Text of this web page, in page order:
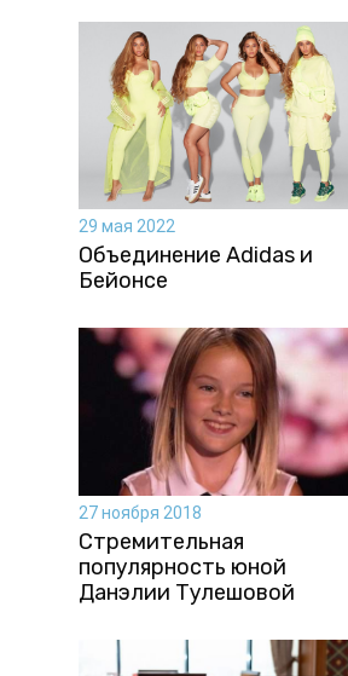
29 мая 2022
Объединение Adidas и
Бейонсе
27 ноября 2018
Стремительная
популярность юной
Данэлии Тулешовой